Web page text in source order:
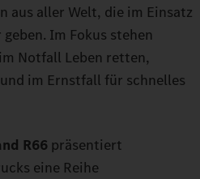
aus aller Welt, die im Einsatz
Im Fokus stehen
Notfall Leben retten,
im Ernstfall für schnelles
R66 präsentiert
eine Reihe